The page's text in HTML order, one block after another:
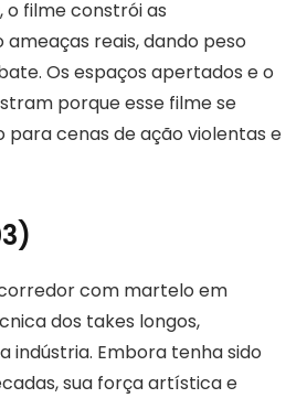
o filme constrói as
reais, dando peso
Os espaços apertados e o
porque esse filme se
para cenas de ação violentas e
com martelo em
dos takes longos,
indústria. Embora tenha sido
sua força artística e